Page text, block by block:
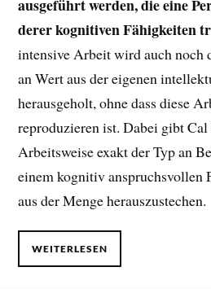
ausgeführt werden, die eine
derer kognitiven Fähigkeiten
intensive Arbeit wird auch noch
an Wert aus der eigenen
herausgeholt, ohne dass diese
reproduzieren ist. Dabei gibt Cal
Arbeitsweise exakt der Typ an
einem kognitiv anspruchsvollen
aus der Menge herauszustechen.
WEITERLESEN